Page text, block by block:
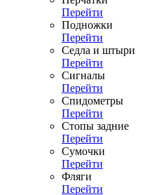
Перейти
Подножки
Перейти
Седла и штыри
Перейти
Сигналы
Перейти
Спидометры
Перейти
Стопы задние
Перейти
Сумочки
Перейти
Фляги
Перейти